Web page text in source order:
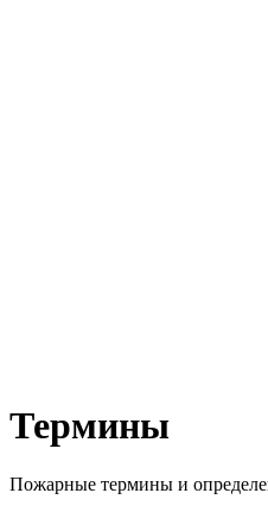
Термины
Пожарные термины и